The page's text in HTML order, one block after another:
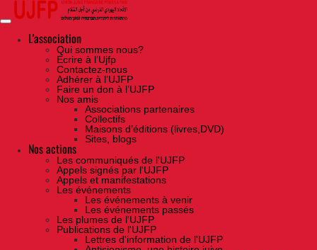
Skip
the
contentL'association
Qui sommes nous?
Ecrire à l’Ujfp
Contactez-nous
Adhérer à l’UJFP
Faire un don à l’UJFP
Nos amis
Associations partenaires
Collectifs
Maisons d’éditions (livres,DVD)
Sites, blogs
Nos actions
Les communiqués de l'UJFP
Appels signés par l'UJFP
Appels et manifestations
Les événements
Les événements à venir
Les événements passés
Les plumes de l'UJFP
Publications de l'UJFP
Lettres d'information de l'UJFP